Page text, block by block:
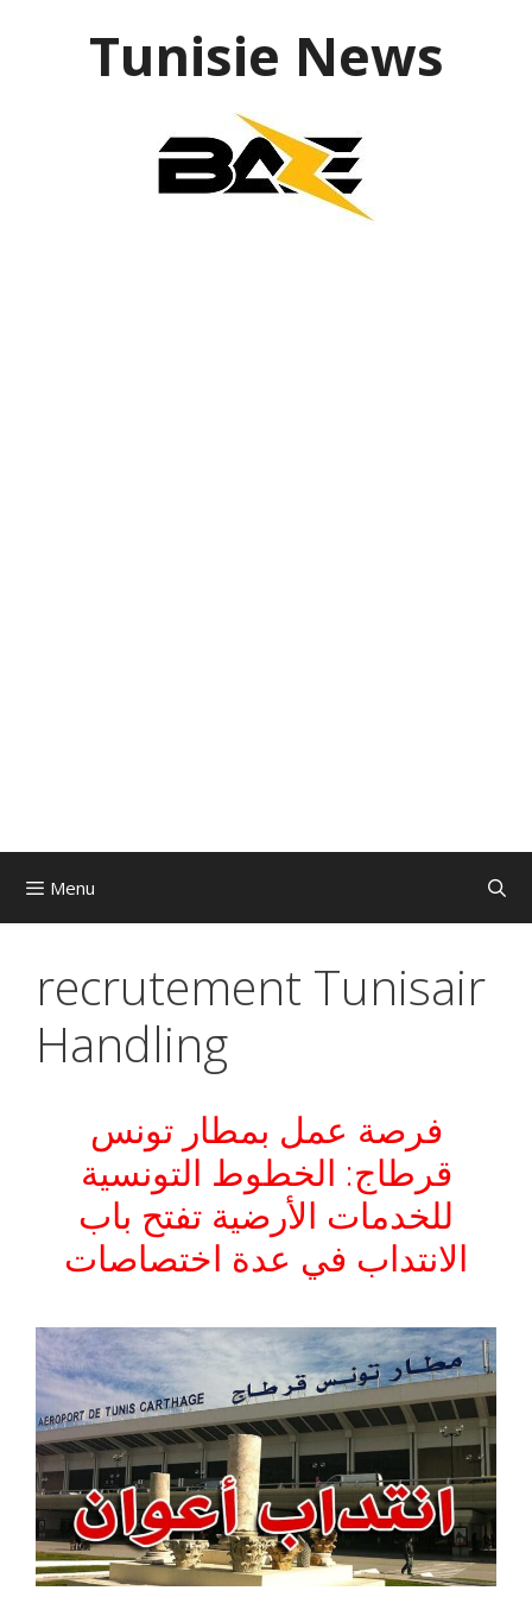
Tunisie News
Menu
recrutement Tunisair
Handling
فرصة عمل بمطار تونس
قرطاج: الخطوط التونسية
للخدمات الأرضية تفتح باب
الانتداب في عدة اختصاصات